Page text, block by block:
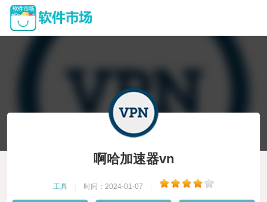
啊哈加速器vn
工具 时间：2024-01-07